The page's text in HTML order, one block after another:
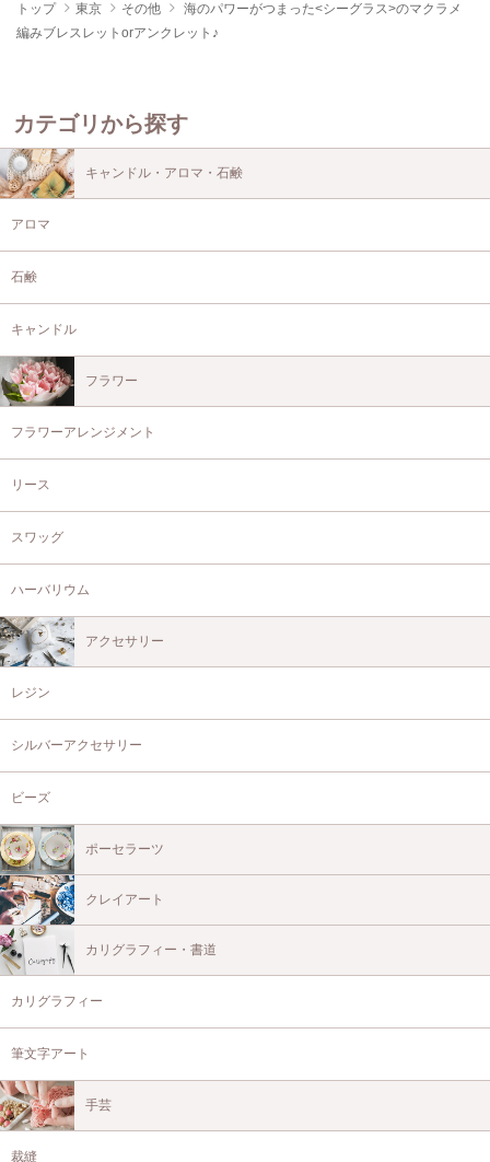
トップ
東京 その他
海のパワーがつまった<シーグラス>のマクラメ
編みブレスレットorアンクレット♪
カテゴリから探す
キャンドル・アロマ・石鹸
アロマ
石鹸
キャンドル
フラワー
フラワーアレンジメント
リース
スワッグ
ハーバリウム
アクセサリー
レジン
シルバーアクセサリー
ビーズ
ポーセラーツ
クレイアート
カリグラフィー・書道
カリグラフィー
筆文字アート
手芸
裁縫